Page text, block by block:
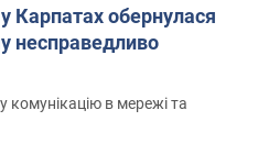
Карпатах обернулася
несправедливо
в мережі та